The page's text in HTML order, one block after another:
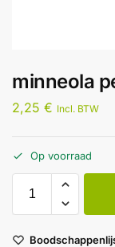
minneola
2,25 € Incl. BTW
Op voorraad